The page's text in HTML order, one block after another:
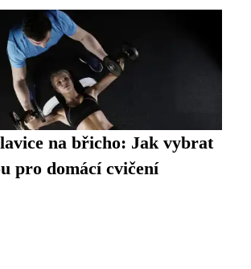
na břicho: Jak vybrat
pro domácí cvičení